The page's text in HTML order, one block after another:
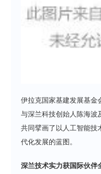
伊拉克国家基建发展基金
与深兰科技创始人陈海波
共同擘画了以人工智能技
代化发展的蓝图。
深兰技术实力获国际伙伴